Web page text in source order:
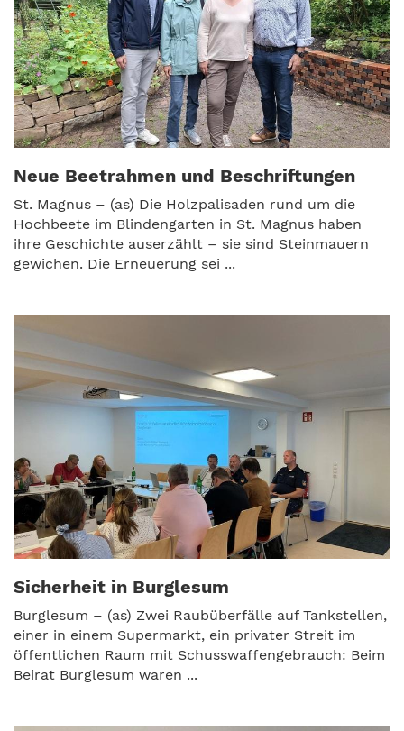
Neue Beetrahmen und Beschriftungen
St. Magnus – (as) Die Holzpalisaden rund um die
Hochbeete im Blindengarten in St. Magnus haben
ihre Geschichte auserzählt – sie sind Steinmauern
gewichen. Die Erneuerung sei ...
Sicherheit in Burglesum
Burglesum – (as) Zwei Raubüberfälle auf Tankstellen,
einer in einem Supermarkt, ein privater Streit im
öffentlichen Raum mit Schusswaffengebrauch: Beim
Beirat Burglesum waren ...